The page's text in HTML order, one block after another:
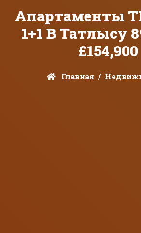
Апартаменты
1+1 В Татлысу
£154,900
Главная